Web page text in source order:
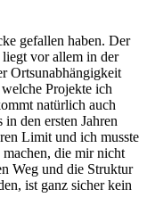
gefallen haben. Der
liegt vor allem in der
Ortsunabhängigkeit
Projekte ich
natürlich auch
den ersten Jahren
Limit und ich musste
die mir nicht
Weg und die Struktur
ist ganz sicher kein